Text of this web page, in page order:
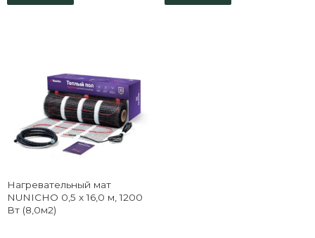
Нагревательный мат
NUNICHO 0,5 x 16,0 м, 1200
Вт (8,0м2)